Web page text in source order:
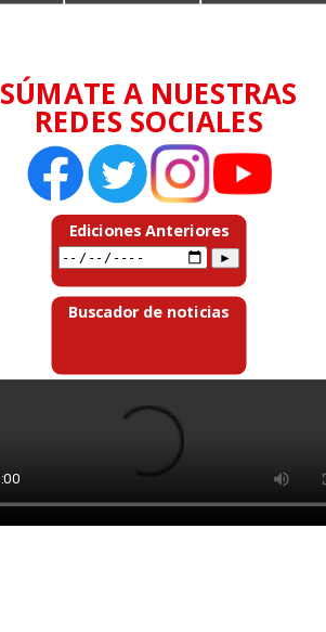
SÚMATE A NUESTRAS
REDES SOCIALES
Ediciones Anteriores
Buscador de noticias